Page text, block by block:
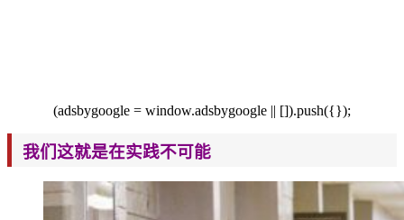
(adsbygoogle = window.adsbygoogle || []).push({});
我们这就是在实践不可能